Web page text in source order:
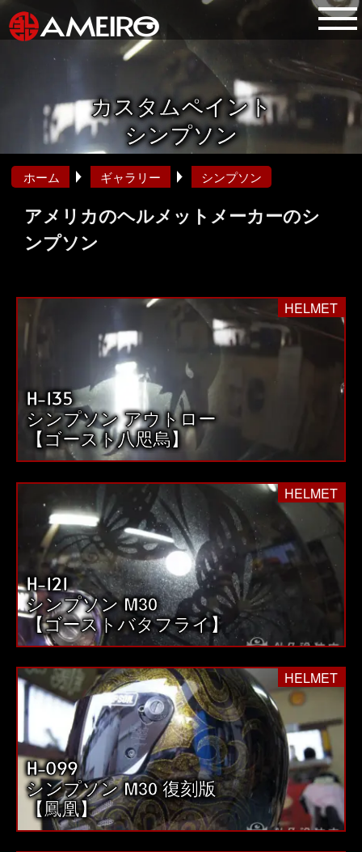
カスタムペイント
シンプソン
ホーム ギャラリー シンプソン
アメリカのヘルメットメーカーのシ
ンプソン
HELMET
H-135
シンプソン アウトロー
【ゴースト八咫烏】
HELMET
H-121
シンプソン M30
【ゴーストバタフライ】
HELMET
H-099
シンプソン M30 復刻版
【鳳凰】